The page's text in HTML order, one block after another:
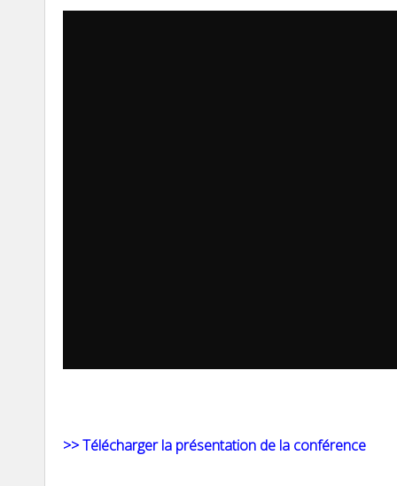
>> Télécharger la présentation de la conférence